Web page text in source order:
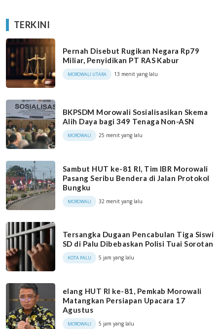
TERKINI
Pernah Disebut Rugikan Negara Rp79
Miliar, Penyidikan PT RAS Kabur
MOROWALI UTARA 13 menit yang lalu
BKPSDM Morowali Sosialisasikan Skema
Alih Daya bagi 349 Tenaga Non-ASN
MOROWALI 25 menit yang lalu
Sambut HUT ke-81 RI, Tim IBR Morowali
Pasang Seribu Bendera di Jalan Protokol
Bungku
MOROWALI 32 menit yang lalu
Tersangka Dugaan Pencabulan Tiga Siswi
SD di Palu Dibebaskan Polisi Tuai Sorotan
KOTA PALU 5 jam yang lalu
elang HUT RI ke-81, Pemkab Morowali
Matangkan Persiapan Upacara 17
Agustus
MOROWALI 5 jam yang lalu